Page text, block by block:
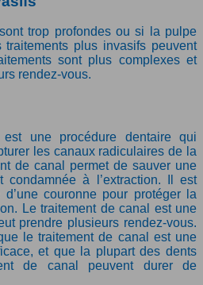
trop profondes ou si la pulpe
plus invasifs peuvent
sont plus complexes et
rendez-vous.
une procédure dentaire qui
les canaux radiculaires de la
de canal permet de sauver une
condamnée à l’extraction. Il est
couronne pour protéger la
Le traitement de canal est une
prendre plusieurs rendez-vous.
le traitement de canal est une
et que la plupart des dents
de canal peuvent durer de